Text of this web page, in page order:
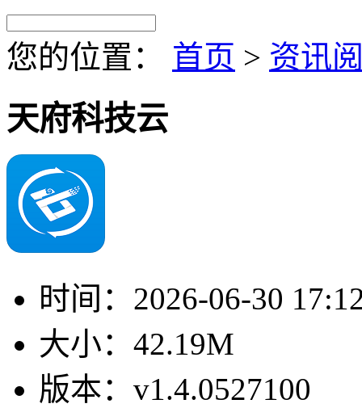
您的位置： 首页 > 资讯
天府科技云
时间： 2026-06-30
大小： 42.19M
版本： v1.4.0527100